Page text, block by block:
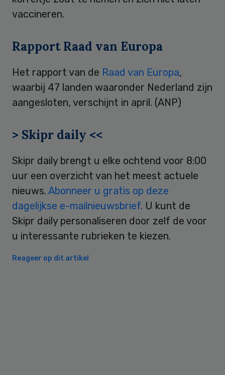
vaccineren.
Rapport Raad van Europa
Het rapport van de Raad van Europa,
waarbij 47 landen waaronder Nederland zijn
aangesloten, verschijnt in april. (ANP)
> Skipr daily <<
Skipr daily brengt u elke ochtend voor 8:00
uur een overzicht van het meest actuele
nieuws. Abonneer u gratis op deze
dagelijkse e-mailnieuwsbrief. U kunt de
Skipr daily personaliseren door zelf de voor
u interessante rubrieken te kiezen.
Reageer op dit artikel